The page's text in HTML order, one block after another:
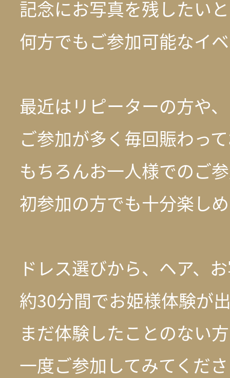
記念にお写真を残したい
何方でもご参加可能なイ
最近はリピーターの方や
ご参加が多く毎回賑わっ
もちろんお一人様でのご
初参加の方でも十分楽し
ドレス選びから、ヘア、
約30分間でお姫様体験が
まだ体験したことのない
一度ご参加してみてくだ